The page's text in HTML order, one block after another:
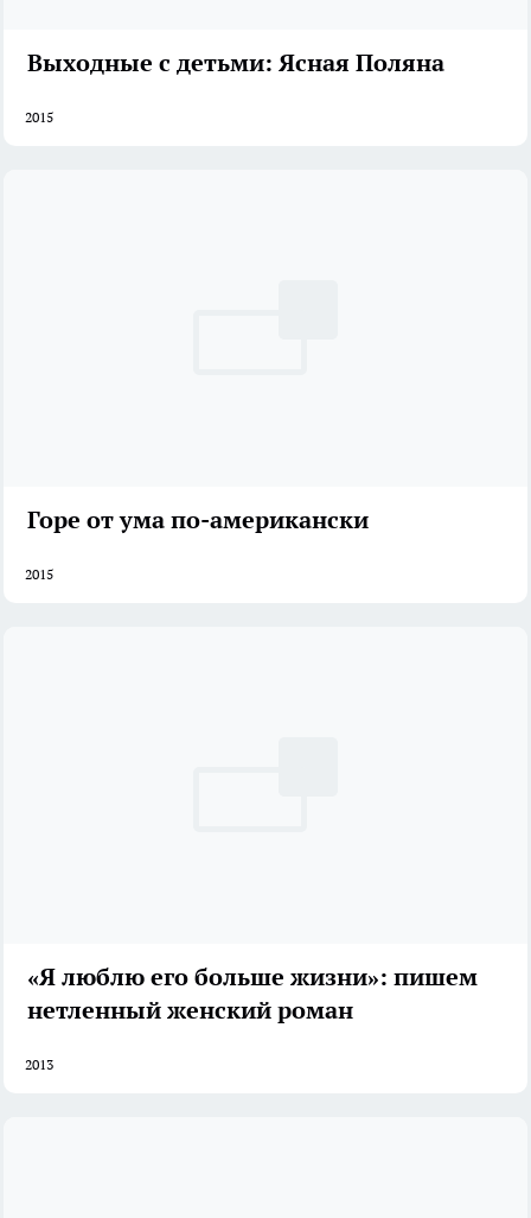
Выходные с детьми: Ясная Поляна
2015
Горе от ума по-американски
2015
«Я люблю его больше жизни»: пишем
нетленный женский роман
2013